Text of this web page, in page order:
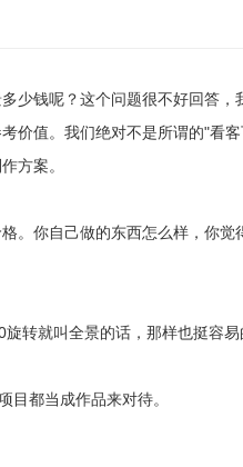
少钱呢？这个问题很不好回答
价值。我们绝对不是所谓的"看
方案。
。你自己做的东西怎么样，你觉
转就叫全景的话，那样也挺容易
目都当成作品来对待。